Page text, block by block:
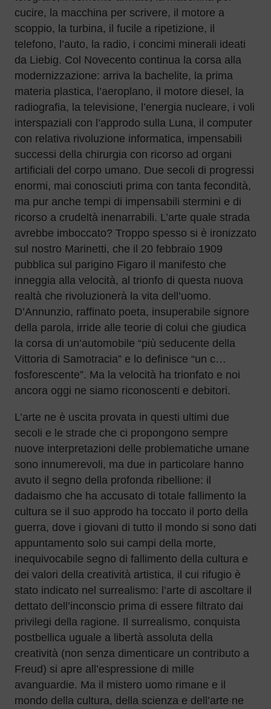
cucire, la macchina per scrivere, il motore a
scoppio, la turbina, il fucile a ripetizione, il
telefono, l’auto, la radio, i concimi minerali ideati
da Liebig. Col Novecento continua la corsa alla
modernizzazione: arriva la bachelite, la prima
materia plastica, l’aeroplano, il motore diesel, la
radiografia, la televisione, l’energia nucleare, i voli
interspaziali con l’approdo sulla Luna, il computer
con relativa rivoluzione informatica, impensabili
successi della chirurgia con ricorso ad organi
artificiali del corpo umano. Due secoli di progressi
enormi, mai conosciuti prima con tanta fecondità,
ma pur anche tempi di impensabili stermini e di
ricorso a crudeltà inenarrabili. L’arte quale strada
avrebbe imboccato? Troppo spesso si è ironizzato
sul nostro Marinetti, che il 20 febbraio 1909
pubblica sul parigino Figaro il manifesto che
inneggia alla velocità, al trionfo di questa nuova
realtà che rivoluzionerà la vita dell’uomo.
D’Annunzio, raffinato poeta, insuperabile signore
della parola, irride alle teorie di colui che giudica
la corsa di un’automobile “più seducente della
Vittoria di Samotracia” e lo definisce “un c…
fosforescente”. Ma la velocità ha trionfato e noi
ancora oggi ne siamo riconoscenti e debitori.
L’arte ne è uscita provata in questi ultimi due
secoli e le strade che ci propongono sempre
nuove interpretazioni delle problematiche umane
sono innumerevoli, ma due in particolare hanno
avuto il segno della profonda ribellione: il
dadaismo che ha accusato di totale fallimento la
cultura se il suo approdo ha toccato il porto della
guerra, dove i giovani di tutto il mondo si sono dati
appuntamento solo sui campi della morte,
inequivocabile segno di fallimento della cultura e
dei valori della creatività artistica, il cui rifugio è
stato indicato nel surrealismo: l’arte di ascoltare il
dettato dell’inconscio prima di essere filtrato dai
privilegi della ragione. Il surrealismo, conquista
postbellica uguale a libertà assoluta della
creatività (non senza dimenticare un contributo a
Freud) si apre all’espressione di mille
avanguardie. Ma il mistero uomo rimane e il
mondo della cultura, della scienza e dell’arte ne